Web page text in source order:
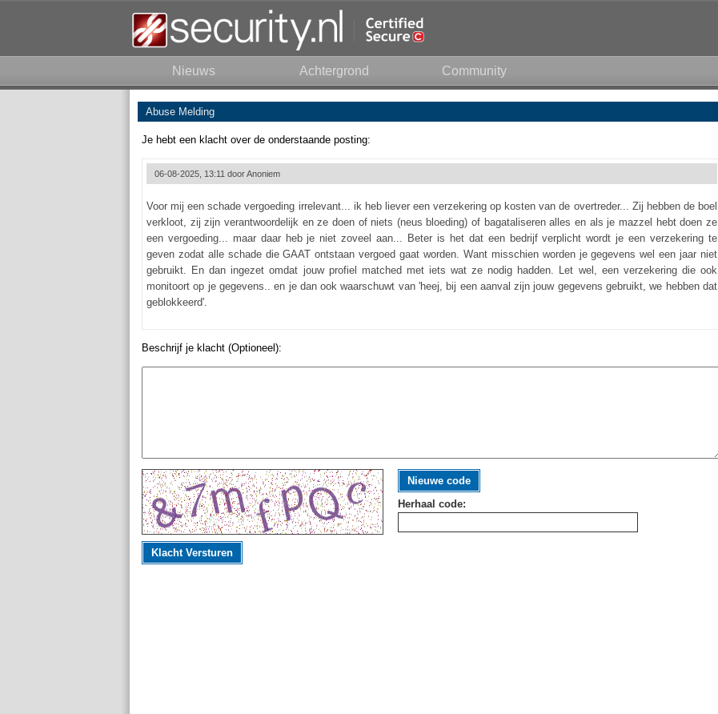
Nieuws Achtergrond Community
Abuse Melding
Je hebt een klacht over de onderstaande posting:
06-08-2025, 13:11 doorAnoniem
Voor mij een schade vergoeding irrelevant... ik heb liever een verzekering op kosten van de overtreder... Zij hebben de boel
verkloot, zij zijn verantwoordelijk en ze doen of niets (neus bloeding) of bagataliseren alles en als je mazzel hebt doen ze
een vergoeding... maar daar heb je niet zoveel aan... Beter is het dat een bedrijf verplicht wordt je een verzekering te
geven zodat alle schade die GAAT ontstaan vergoed gaat worden. Want misschien worden je gegevens wel een jaar niet
gebruikt. En dan ingezet omdat jouw profiel matched met iets wat ze nodig hadden. Let wel, een verzekering die ook
monitoort op je gegevens.. en je dan ook waarschuwt van 'heej, bij een aanval zijn jouw gegevens gebruikt, we hebben dat
geblokkeerd'.
Beschrijf je klacht (Optioneel):
Nieuwe code
Herhaal code:
Klacht Versturen